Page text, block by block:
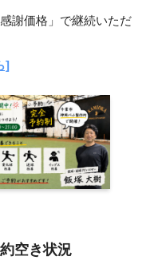
謝価格」で継続いただ
]
空き状況